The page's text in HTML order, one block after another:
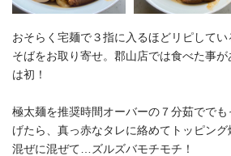
おそらく宅麺で３指に入るほどリピしてい
そばをお取り寄せ。郡山店では食べた事
は初！
極太麺を推奨時間オーバーの７分茹でで
げたら、真っ赤なタレに絡めてトッピング
混ぜに混ぜて…ズルズバモチモチ！